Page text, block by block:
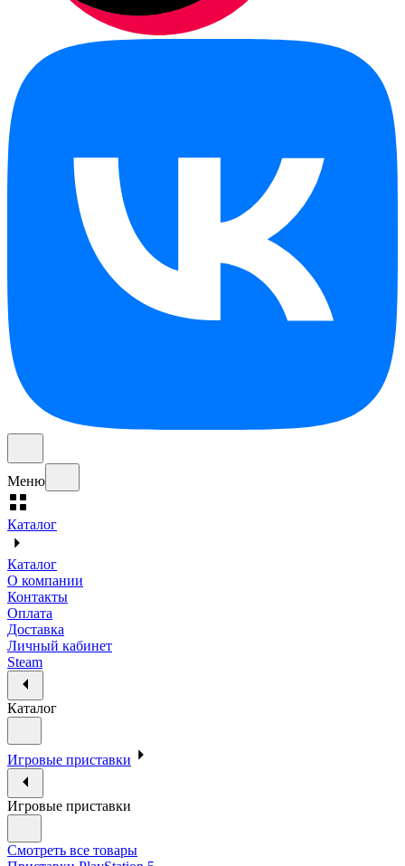
Меню
Каталог
Каталог
О компании
Контакты
Оплата
Доставка
Личный кабинет
Steam
Каталог
Игровые приставки
Игровые приставки
Смотреть все товары